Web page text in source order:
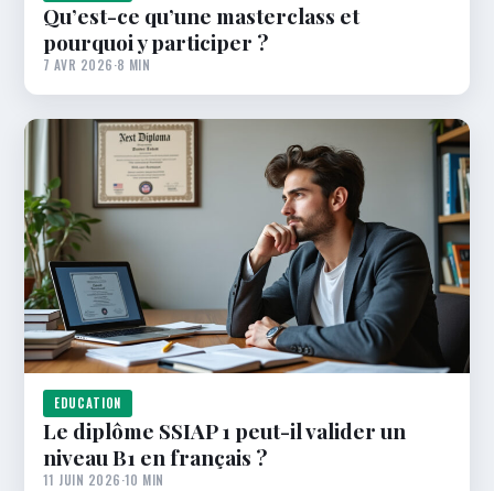
Qu’est-ce qu’une masterclass et
pourquoi y participer ?
7 AVR 2026·8 MIN
EDUCATION
Le diplôme SSIAP 1 peut-il valider un
niveau B1 en français ?
11 JUIN 2026·10 MIN